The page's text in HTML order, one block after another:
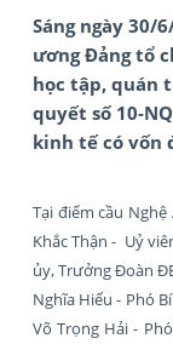
Sáng ngày 30/
ương Đảng tổ
học tập, quán
quyết số 10-
kinh tế có vốn
Tại điểm cầu
Khắc Thận - Uỷ
ủy, Trưởng Đoàn
Nghĩa Hiếu - Phó
Võ Trọng Hải -